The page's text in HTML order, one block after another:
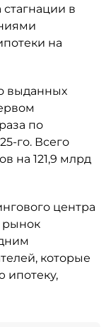
в
на
выданных
по
го. Всего
на 121,9 млрд
центра
рынок
которые
ипотеку,